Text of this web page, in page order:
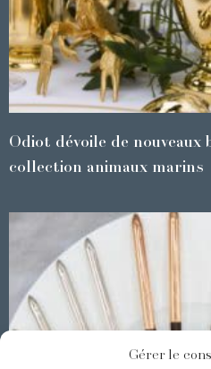
Gérer le
Odiot dévoile de nouveaux
collection animaux marins